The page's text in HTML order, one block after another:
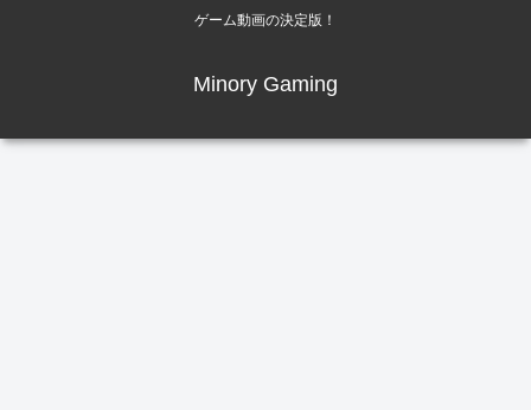
ゲーム動画の決定版！
Minory Gaming